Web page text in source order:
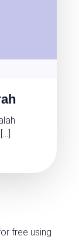
free using